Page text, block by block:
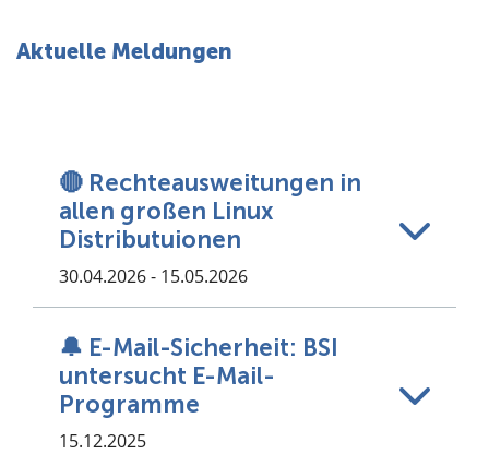
Aktuelle Meldungen
🔴 Rechteausweitungen in
allen großen Linux
Distributuionen
30.04.2026 - 15.05.2026
🔔 E-Mail-Sicherheit: BSI
untersucht E-Mail-
Programme
15.12.2025